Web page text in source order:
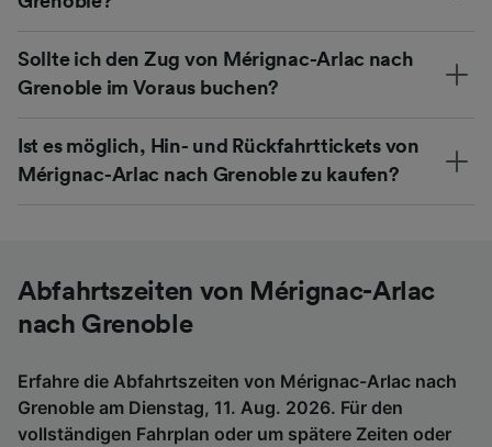
Sollte ich den Zug von Mérignac-Arlac nach
Grenoble im Voraus buchen?
Ist es möglich, Hin- und Rückfahrttickets von
Mérignac-Arlac nach Grenoble zu kaufen?
Abfahrtszeiten von Mérignac-Arlac
nach Grenoble
Erfahre die Abfahrtszeiten von Mérignac-Arlac nach
Grenoble am Dienstag, 11. Aug. 2026. Für den
vollständigen Fahrplan oder um spätere Zeiten oder